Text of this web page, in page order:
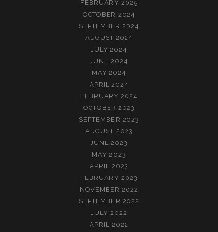
FEBRUARY 2025
OCTOBER 2024
SEPTEMBER 2024
AUGUST 2024
JULY 2024
JUNE 2024
MAY 2024
APRIL 2024
FEBRUARY 2024
OCTOBER 2023
SEPTEMBER 2023
AUGUST 2023
JUNE 2023
MAY 2023
APRIL 2023
FEBRUARY 2023
NOVEMBER 2022
SEPTEMBER 2022
JULY 2022
APRIL 2022